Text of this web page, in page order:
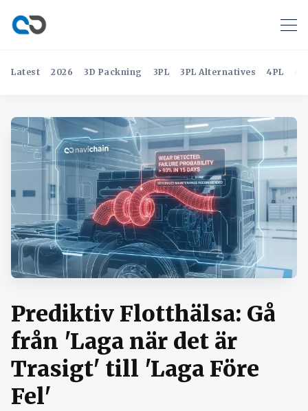
Latest 2026 3D Packning 3PL 3PL Alternatives 4PL
Prediktiv Flotthälsa: Gå
från 'Laga när det är
Trasigt' till 'Laga Före
Fel'